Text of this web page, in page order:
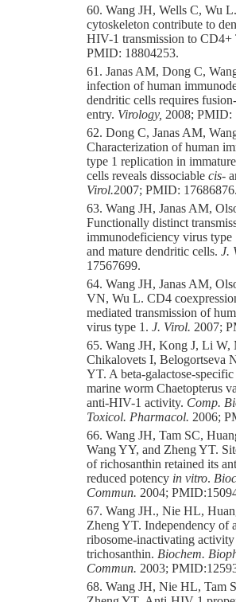
60. Wang JH, Wells C, Wu
cytoskeleton contribute to
HIV-1 transmission to CD4+
PMID: 18804253.
61. Janas AM, Dong C,
infection of human
dendritic cells requires
entry. Virology, 2008; PMID:
62. Dong C, Janas AM,
Characterization of human
type 1 replication in
cells reveals dissociable cis-
Virol.2007; PMID: 17686876.
63. Wang JH, Janas AM,
Functionally distinct
immunodeficiency virus type
and mature dendritic cells. J.
17567699.
64. Wang JH, Janas AM,
VN, Wu L. CD4
mediated transmission of
virus type 1 . J. Virol. 2007;
65. Wang JH, Kong J, Li W,
Chikalovets I, Belogortseva
YT. A beta-galactose-
marine worm Chaetopterus
anti-HIV-1 activity. Comp.
Toxicol. Pharmacol. 2006;
66. Wang JH, Tam SC,
Wang YY, and Zheng YT.
of richosanthin retained its
reduced potency in vitro.
Commun. 2004;
67. Wang JH., Nie HL,
Zheng YT. Independency
ribosome-inactivating
trichosanthin. Biochem.
Commun. 2003;
68. Wang JH, Nie HL, Tam